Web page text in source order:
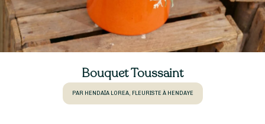
Bouquet Toussaint
PAR HENDAÏA LOREA, FLEURISTE À HENDAYE